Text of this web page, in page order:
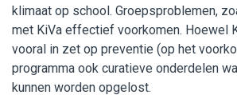
klimaat op school. Groepsproblemen,
met KiVa effectief voorkomen. Hoewel
vooral in zet op preventie (op het
programma ook curatieve onderdelen
kunnen worden opgelost.